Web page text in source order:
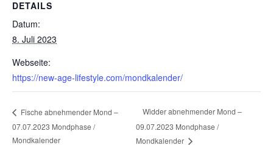
DETAILS
Datum:
8. Juli 2023
Webseite:
https://new-age-lifestyle.com/mondkalender/
Fische abnehmender Mond –
07.07.2023 Mondphase /
Mondkalender
Widder abnehmender Mond –
09.07.2023 Mondphase /
Mondkalender